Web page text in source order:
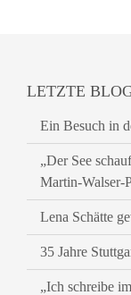
LETZTE
Ein Besuch in
„Der See
Martin-Walser-
Lena Schätte
35 Jahre
„Ich schreibe